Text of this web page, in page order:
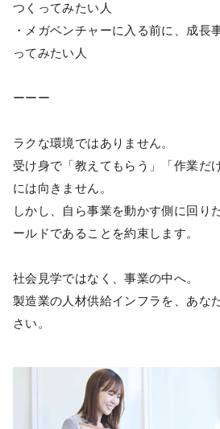
つくってみたい人
・メガベンチャーに入る前に、成長
ってみたい人
ーーー
ラクな環境ではありません。
受け身で「教えてもらう」「作業だ
には向きません。
しかし、自ら事業を動かす側に回り
ールドであることを約束します。
社会見学ではなく、事業の中へ。
製造業の人材供給インフラを、あな
さい。